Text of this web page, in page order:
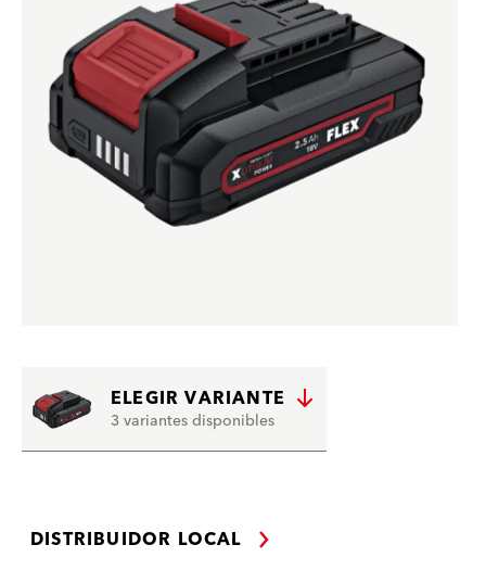
ELEGIR VARIANTE
3 variantes disponibles
DISTRIBUIDOR LOCAL